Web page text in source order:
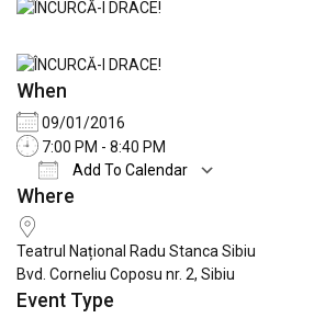
When
09/01/2016
7:00 PM - 8:40 PM
Add To Calendar
Download ICS
Where
Teatrul Național Radu Stanca Sibiu
Bvd. Corneliu Coposu nr. 2, Sibiu
Event Type